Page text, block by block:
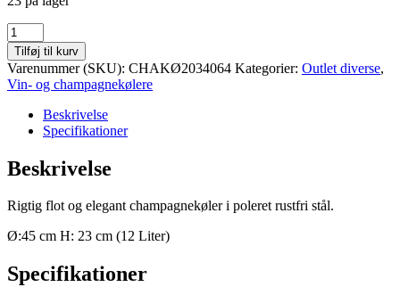
Champagnekøler
i
poleret
rustfri
stål
Ø45
antal
Tilføj til kurv
Varenummer (SKU): CHAKØ2034064 Kategorier: Outlet diverse,
Vin- og champagnekølere
Beskrivelse
Specifikationer
Beskrivelse
Rigtig flot og elegant champagnekøler i poleret rustfri stål.
Ø:45 cm H: 23 cm (12 Liter)
Specifikationer